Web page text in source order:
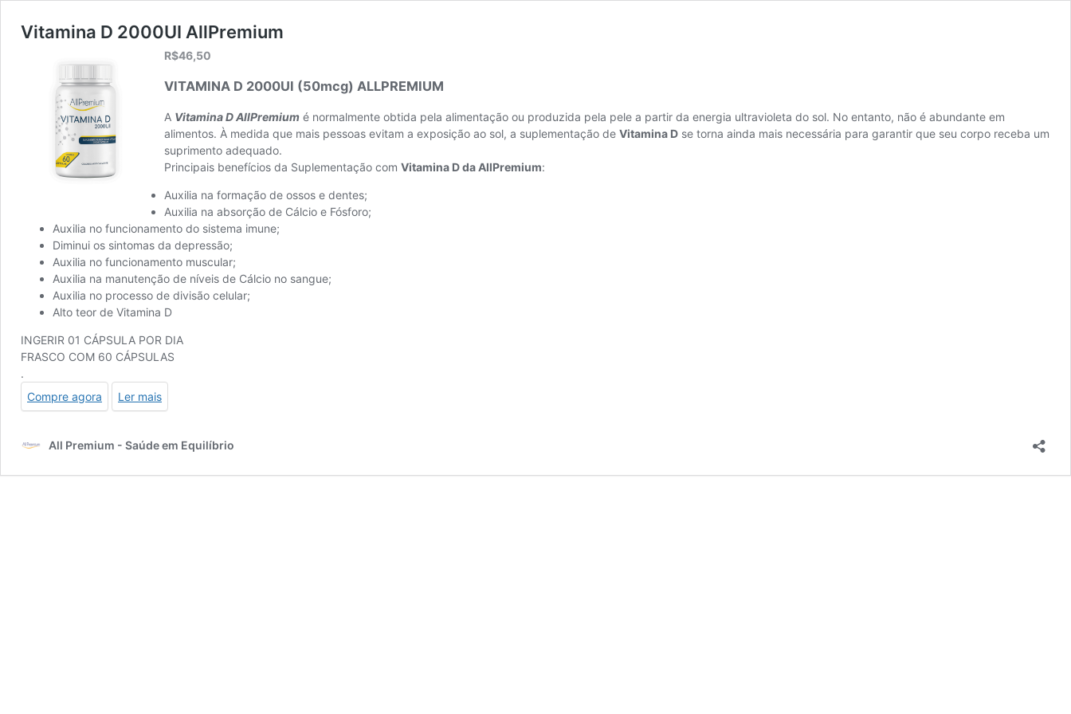
Vitamina D 2000UI AllPremium
R$46,50
VITAMINA D 2000UI (50mcg) ALLPREMIUM
A Vitamina D AllPremium é normalmente obtida pela alimentação ou produzida pela pele a partir da energia ultravioleta do sol. No entanto, não é abundante em
alimentos. À medida que mais pessoas evitam a exposição ao sol, a suplementação de Vitamina D se torna ainda mais necessária para garantir que seu corpo receba um
suprimento adequado.
Principais benefícios da Suplementação com Vitamina D da AllPremium:
Auxilia na formação de ossos e dentes;
Auxilia na absorção de Cálcio e Fósforo;
Auxilia no funcionamento do sistema imune;
Diminui os sintomas da depressão;
Auxilia no funcionamento muscular;
Auxilia na manutenção de níveis de Cálcio no sangue;
Auxilia no processo de divisão celular;
Alto teor de Vitamina D
INGERIR 01 CÁPSULA POR DIA
FRASCO COM 60 CÁPSULAS
.
Compre agora
Ler mais
All Premium - Saúde em Equilíbrio